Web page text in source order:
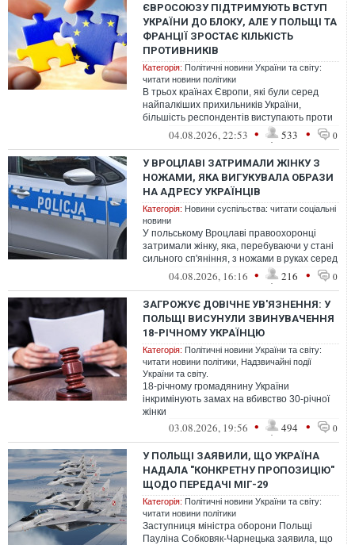
ЄВРОСОЮЗУ ПІДТРИМУЮТЬ ВСТУП
УКРАЇНИ ДО БЛОКУ, АЛЕ У ПОЛЬЩІ ТА
ФРАНЦІЇ ЗРОСТАЄ КІЛЬКІСТЬ
ПРОТИВНИКІВ
Категорія: Політичні новини України та світу:
читати новини політики
В трьох країнах Європи, які були серед
найпалкіших прихильників України,
більшість респондентів виступають проти
вступу України до ЄС, принаймні як чл...
04.08.2026, 22:53 • 533 • 0
У ВРОЦЛАВІ ЗАТРИМАЛИ ЖІНКУ З
НОЖАМИ, ЯКА ВИГУКУВАЛА ОБРАЗИ
НА АДРЕСУ УКРАЇНЦІВ
Категорія: Новини суспільства: читати соціальні
новини
У польському Вроцлаві правоохоронці
затримали жінку, яка, перебуваючи у стані
сильного сп'яніння, з ножами в руках серед
ночі вигукувала образи на адр...
04.08.2026, 16:16 • 216 • 0
ЗАГРОЖУЄ ДОВІЧНЕ УВ'ЯЗНЕННЯ: У
ПОЛЬЩІ ВИСУНУЛИ ЗВИНУВАЧЕННЯ
18-РІЧНОМУ УКРАЇНЦЮ
Категорія: Політичні новини України та світу:
читати новини політики Надзвичайні події
України та світу.
18-річному громадянину України
інкримінують замах на вбивство 30-річної
жінки
03.08.2026, 19:56 • 494 • 0
У ПОЛЬЩІ ЗАЯВИЛИ, ЩО УКРАЇНА
НАДАЛА "КОНКРЕТНУ ПРОПОЗИЦІЮ"
ЩОДО ПЕРЕДАЧІ МІГ-29
Категорія: Політичні новини України та світу:
читати новини політики
Заступниця міністра оборони Польщі
Пауліна Собковяк-Чарнецька заявила, що